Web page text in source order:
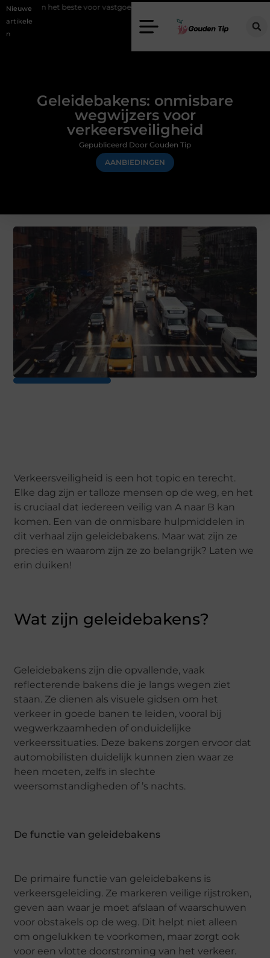
Nieuwe
artikele
n
voor vastgoedmarketing? Schenking aan een goed doel:
Geleidebakens: onmisbare
wegwijzers voor
verkeersveiligheid
AANBIEDINGEN
Gepubliceerd Door Gouden Tip
Verkeersveiligheid is een hot topic en terecht.
Elke dag zijn er talloze mensen op de weg, en het
is cruciaal dat iedereen veilig van A naar B kan
komen. Een van de onmisbare hulpmiddelen in
dit verhaal zijn geleidebakens. Maar wat zijn ze
precies en waarom zijn ze zo belangrijk? Laten we
erin duiken!
Wat zijn geleidebakens?
Geleidebakens zijn die opvallende, vaak
reflecterende bakens die je langs wegen ziet
staan. Ze dienen als visuele gidsen om het
verkeer in goede banen te leiden, vooral bij
wegwerkzaamheden of onduidelijke
verkeerssituaties. Deze bakens zorgen ervoor dat
automobilisten duidelijk kunnen zien waar ze
heen moeten, zelfs in slechte
weersomstandigheden of ’s nachts.
De functie van geleidebakens
De primaire functie van geleidebakens is
verkeersgeleiding. Ze markeren veilige rijstroken,
geven aan waar je moet afslaan of waarschuwen
voor obstakels op de weg. Dit helpt niet alleen
om ongelukken te voorkomen, maar zorgt ook
voor een vlotte doorstroming van het verkeer.